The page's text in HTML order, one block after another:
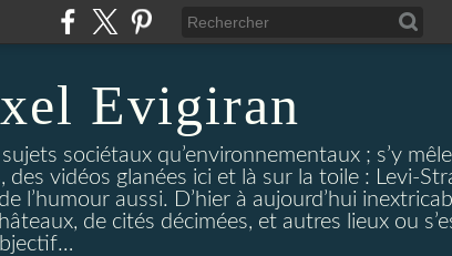
Evigiran
sociétaux qu’environnementaux ; s’y
vidéos glanées ici et là sur la toile : Levi-
l’humour aussi. D’hier à aujourd’hui
de cités décimées, et autres lieux ou